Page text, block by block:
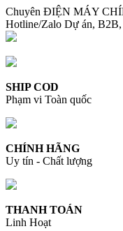
Chuyên ĐIỆN MÁY
Hotline/Zalo Dự án, B2B,
SHIP COD
Phạm vi Toàn quốc
CHÍNH HÃNG
Uy tín - Chất lượng
THANH TOÁN
Linh Hoạt